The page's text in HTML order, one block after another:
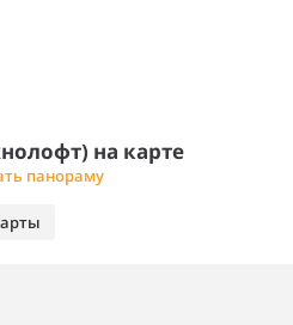
на карте
панораму